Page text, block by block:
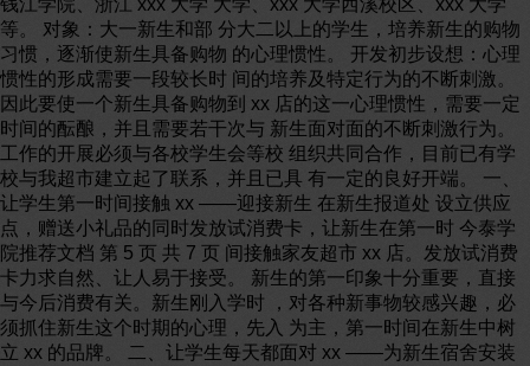
钱江学院、浙江 xxx 大学 大学、xxx 大学西溪校区、xxx 大学
等。 对象：大一新生和部 分大二以上的学生，培养新生的购物
习惯，逐渐使新生具备购物 的心理惯性。 开发初步设想：心理
惯性的形成需要一段较长时 间的培养及特定行为的不断刺激。
因此要使一个新生具备购物到 xx 店的这一心理惯性，需要一定
时间的酝酿，并且需要若干次与 新生面对面的不断刺激行为。
工作的开展必须与各校学生会等校 组织共同合作，目前已有学
校与我超市建立起了联系，并且已具 有一定的良好开端。 一、
让学生第一时间接触 xx ——迎接新生 在新生报道处 设立供应
点，赠送小礼品的同时发放试消费卡，让新生在第一时 今泰学
院推荐文档 第 5 页 共 7 页 间接触家友超市 xx 店。发放试消费
卡力求自然、让人易于接受。 新生的第一印象十分重要，直接
与今后消费有关。新生刚入学时 ，对各种新事物较感兴趣，必
须抓住新生这个时期的心理，先入 为主，第一时间在新生中树
立 xx 的品牌。 二、让学生每天都面对 xx ——为新生宿舍安装